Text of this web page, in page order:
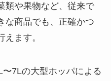
類や果物など、従来で
な商品でも、正確かつ
ます。
7Lの大型ホッパによる